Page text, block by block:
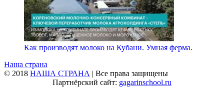
Как производят молоко на Кубани. Умная ферма.
Наша страна
© 2018 НАША СТРАНА | Все права защищены
Партнёрский сайт: gagarinschool.ru